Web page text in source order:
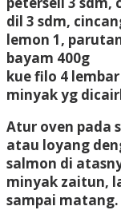
dil 3 sdm,
lemon 1,
bayam 400g
kue filo 4 lembar
minyak yg
Atur oven pada
atau loyang
salmon di
minyak zaitun,
sampai matang.